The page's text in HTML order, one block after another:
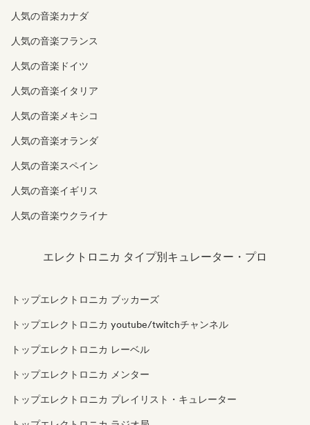
人気の音楽カナダ
人気の音楽フランス
人気の音楽ドイツ
人気の音楽イタリア
人気の音楽メキシコ
人気の音楽オランダ
人気の音楽スペイン
人気の音楽イギリス
人気の音楽ウクライナ
エレクトロニカ タイプ別キュレーター・プロ
トップエレクトロニカ ブッカーズ
トップエレクトロニカ youtube/twitchチャンネル
トップエレクトロニカ レーベル
トップエレクトロニカ メンター
トップエレクトロニカ プレイリスト・キュレーター